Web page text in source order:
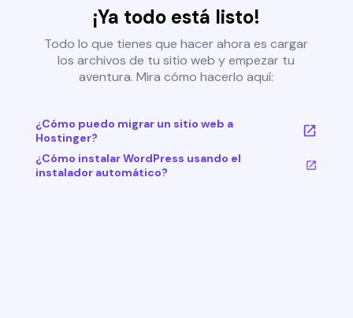
¡Ya todo está listo!
Todo lo que tienes que hacer ahora es cargar
los archivos de tu sitio web y empezar tu
aventura. Mira cómo hacerlo aquí:
¿Cómo puedo migrar un sitio web a
Hostinger?
¿Cómo instalar WordPress usando el
instalador automático?